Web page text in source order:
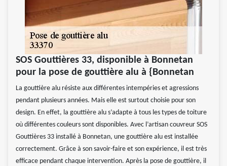
SOS Gouttières 33, disponible à Bonnetan
pour la pose de gouttière alu à {Bonnetan
La gouttière alu résiste aux différentes intempéries et agressions
pendant plusieurs années. Mais elle est surtout choisie pour son
design. En effet, la gouttière alu s’adapte à tous les types de toiture
où différentes couleurs sont disponibles. Avec l’artisan couvreur SOS
Gouttières 33 installé à Bonnetan, une gouttière alu est installée
correctement. Grâce à son savoir-faire et son expérience, il est très
efficace pendant chaque intervention. Après la pose de gouttière, il